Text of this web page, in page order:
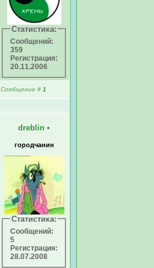
Статистика:
Сообщений:
359
Регистрация:
20.11.2006
Сообщение # 1
dreblin •
городчанин
Статистика:
Сообщений:
5
Регистрация:
28.07.2008